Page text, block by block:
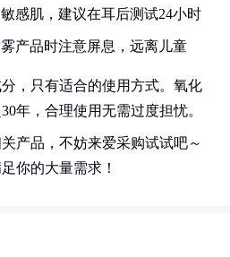
敏感肌，建议在耳后测试24小时
产品时注意屏息，远离儿童
，只有适合的使用方式。氧化
年，合理使用无需过度担忧。
产品，不妨来爱采购试试吧～
你的大量需求！